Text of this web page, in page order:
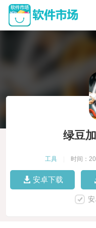
绿豆
工具 时间：
安卓下载